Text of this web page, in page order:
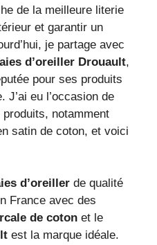
de la meilleure literie
et garantir un
je partage avec
d’oreiller Drouault,
pour ses produits
J’ai eu l’occasion de
notamment
satin de coton, et voici
d’oreiller de qualité
France avec des
de coton et le
est la marque idéale.